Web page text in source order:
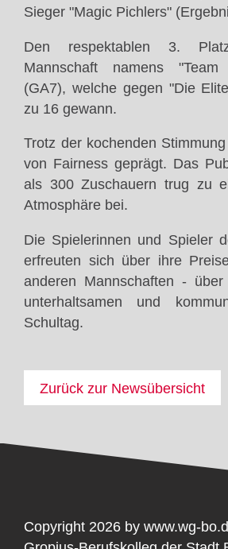
Sieger "Magic Pichlers"
Den respektablen 3.
Mannschaft namens
(GA7), welche gegen "Die
zu 16 gewann.
Trotz der kochenden
von Fairness geprägt. Das
als 300 Zuschauern trug zu
Atmosphäre bei.
Die Spielerinnen und Spieler
erfreuten sich über ihre
anderen Mannschaften -
unterhaltsamen und
Schultag.
Zurück zur Newsübersicht
Copyright 2026 by www.wg-